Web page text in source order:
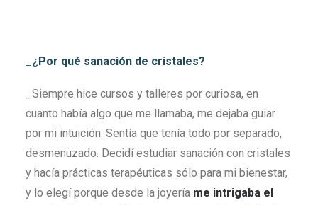
_¿Por qué sanación de cristales?
_Siempre hice cursos y talleres por curiosa, en
cuanto había algo que me llamaba, me dejaba guiar
por mi intuición. Sentía que tenía todo por separado,
desmenuzado. Decidí estudiar sanación con cristales
y hacía prácticas terapéuticas sólo para mi bienestar,
y lo elegí porque desde la joyería me intrigaba el